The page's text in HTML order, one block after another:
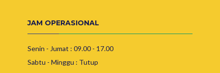
JAM OPERASIONAL
Senin - Jumat : 09.00 - 17.00
Sabtu - Minggu : Tutup